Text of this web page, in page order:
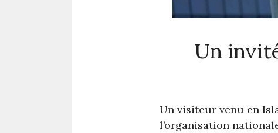
Un
Un visiteur venu en
l’organisation